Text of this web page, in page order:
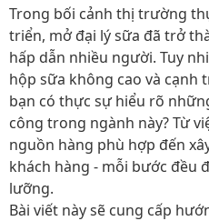
Trong bối cảnh thị trường
triển, mở đại lý sữa đã trở
hấp dẫn nhiều người. Tuy
hộp sữa không cao và cạnh
bạn có thực sự hiểu rõ
công trong ngành này? Từ
nguồn hàng phù hợp đến
khách hàng - mỗi bước đều
lưỡng.
Bài viết này sẽ cung cấp